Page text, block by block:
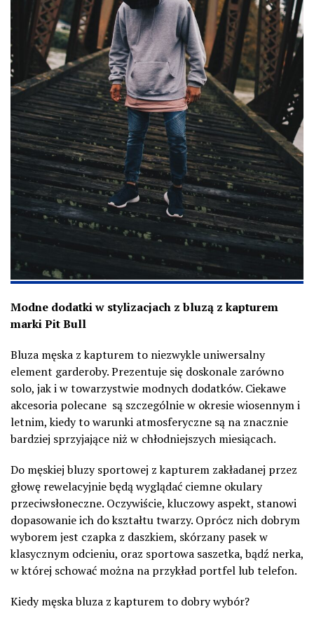
Modne dodatki w stylizacjach z bluzą z kapturem
marki Pit Bull
Bluza męska z kapturem to niezwykle uniwersalny
element garderoby. Prezentuje się doskonale zarówno
solo, jak i w towarzystwie modnych dodatków. Ciekawe
akcesoria polecane są szczególnie w okresie wiosennym i
letnim, kiedy to warunki atmosferyczne są na znacznie
bardziej sprzyjające niż w chłodniejszych miesiącach.
Do męskiej bluzy sportowej z kapturem zakładanej przez
głowę rewelacyjnie będą wyglądać ciemne okulary
przeciwsłoneczne. Oczywiście, kluczowy aspekt, stanowi
dopasowanie ich do kształtu twarzy. Oprócz nich dobrym
wyborem jest czapka z daszkiem, skórzany pasek w
klasycznym odcieniu, oraz sportowa saszetka, bądź nerka,
w której schować można na przykład portfel lub telefon.
Kiedy męska bluza z kapturem to dobry wybór?